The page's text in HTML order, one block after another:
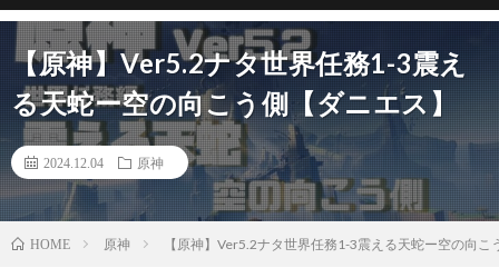
【原神】Ver5.2ナタ世界任務1-3震え
る天蛇ー空の向こう側【ダニエス】
2024.12.04 原神
HOME 原神 【原神】Ver5.2ナタ世界任務1-3震える天蛇ー空の向こ